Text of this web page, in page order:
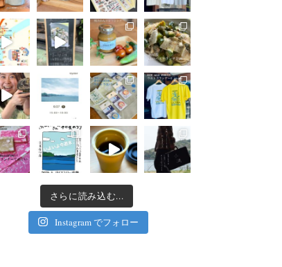
さらに読み込む...
Instagram でフォロー